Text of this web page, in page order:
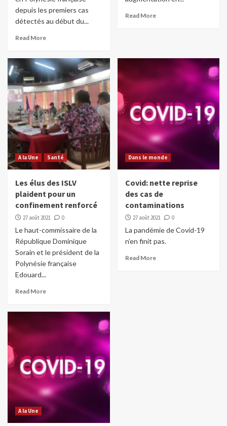
depuis les premiers cas
détectés au début du...
Read More
Read More
A la Une Santé
Les élus des ISLV
plaident pour un
confinement renforcé
27 août 2021 0
Le haut-commissaire de la
République Dominique
Sorain et le président de la
Polynésie française
Edouard...
Read More
Dans le monde
Covid: nette reprise
des cas de
contaminations
27 août 2021 0
La pandémie de Covid-19
n’en finit pas.
Read More
A la Une